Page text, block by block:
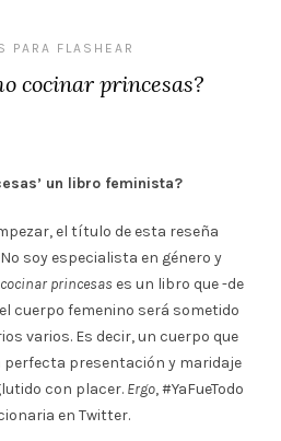
PARA FLASHEAR
cocinar princesas?
un libro feminista?
el título de esta reseña
No soy especialista en género y
princesas es un libro que -de
cuerpo femenino será sometido
varios. Es decir, un cuerpo que
perfecta presentación y maridaje
con placer. Ergo, #YaFueTodo
en Twitter.